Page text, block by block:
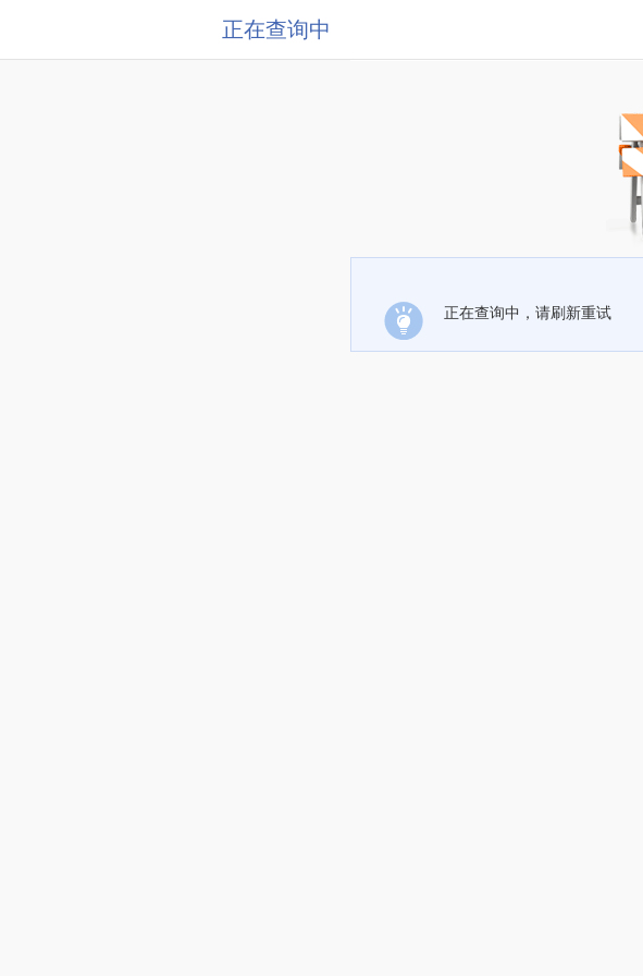
正在查询中
正在查询中，请刷新重试